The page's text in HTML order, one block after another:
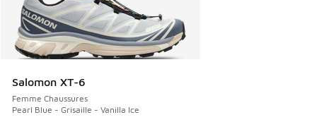
Salomon XT-6
Femme Chaussures
Pearl Blue - Grisaille - Vanilla Ice